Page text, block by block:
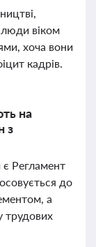
люди віком
хоча вони
кадрів.
на
з
Регламент
до
а
трудових